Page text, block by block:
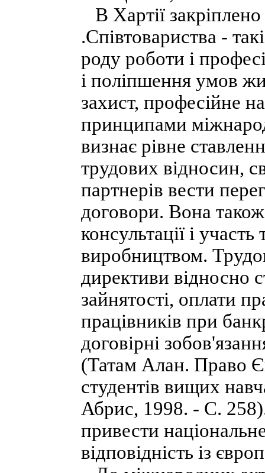
В Хартії
.Співтовариства -
роду роботи і
і поліпшення умов
захист, професійне
принципами
визнає рівне
трудових відносин,
партнерів вести
договори. Вона також
консультації і
виробництвом.
директиви відносно
зайнятості, оплати
працівників при
договірні
(Татам Алан. Право
студентів вищих
Абрис, 1998. - С.
привести
відповідність із